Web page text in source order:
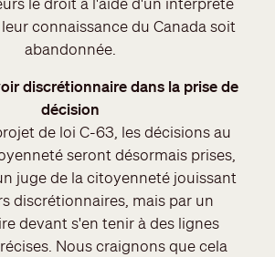
connaissance du Canada soit
abandonnée.
discrétionnaire dans la prise de
décision
de loi C-63, les décisions au
seront désormais prises,
juge de la citoyenneté jouissant
discrétionnaires, mais par un
devant s'en tenir à des lignes
Nous craignons que cela